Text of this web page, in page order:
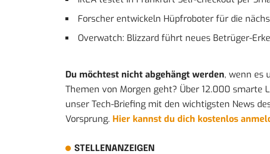
Forscher entwickeln Hüpfroboter für die
Overwatch: Blizzard führt neues Betrüger-
Du möchtest nicht abgehängt werden, wenn es
Themen von Morgen geht? Über 12.000 smarte
unser Tech-Briefing mit den wichtigsten News
Vorsprung. Hier kannst du dich kostenlos
STELLENANZEIGEN